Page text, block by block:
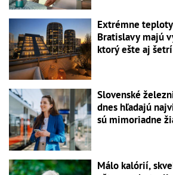
Extrémne
Bratislavy majú
ktorý ešte aj
Slovenské
dnes hľadajú
sú mimoriadne
Málo kalórií,